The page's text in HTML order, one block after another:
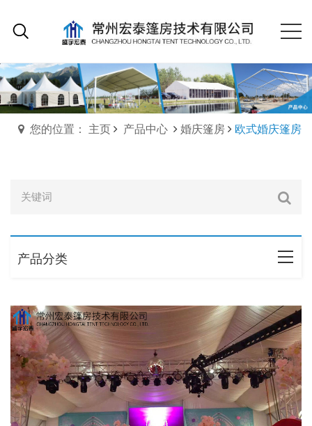
您的位置： 主页 产品中心 婚庆篷房 欧式婚庆篷房
产品分类